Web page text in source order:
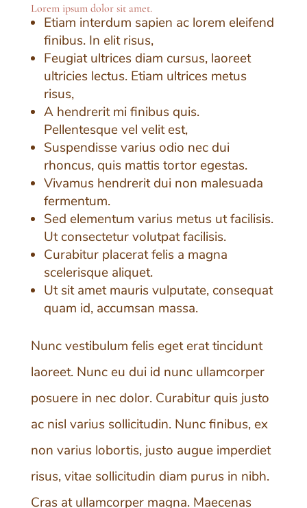
Lorem ipsum dolor sit amet.
Etiam interdum sapien ac lorem eleifend
finibus. In elit risus,
Feugiat ultrices diam cursus, laoreet
ultricies lectus. Etiam ultrices metus
risus,
A hendrerit mi finibus quis.
Pellentesque vel velit est,
Suspendisse varius odio nec dui
rhoncus, quis mattis tortor egestas.
Vivamus hendrerit dui non malesuada
fermentum.
Sed elementum varius metus ut facilisis.
Ut consectetur volutpat facilisis.
Curabitur placerat felis a magna
scelerisque aliquet.
Ut sit amet mauris vulputate, consequat
quam id, accumsan massa.
Nunc vestibulum felis eget erat tincidunt
laoreet. Nunc eu dui id nunc ullamcorper
posuere in nec dolor. Curabitur quis justo
ac nisl varius sollicitudin. Nunc finibus, ex
non varius lobortis, justo augue imperdiet
risus, vitae sollicitudin diam purus in nibh.
Cras at ullamcorper magna. Maecenas